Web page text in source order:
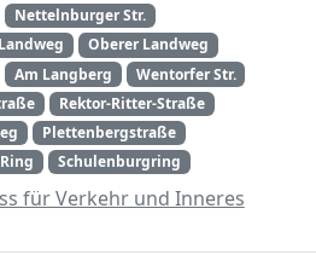
Nettelnburger Str.
Oberer Landweg
Am Langberg
Wentorfer Str.
Rektor-Ritter-Straße
Plettenbergstraße
Schulenburgring
für Verkehr und Inneres